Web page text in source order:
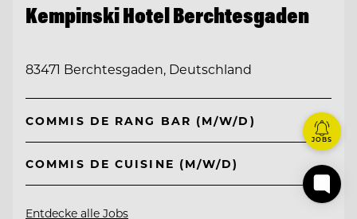
Kempinski Hotel Berchtesgaden
83471 Berchtesgaden, Deutschland
COMMIS DE RANG BAR (M/W/D)
COMMIS DE CUISINE (M/W/D)
Entdecke alle Jobs
JOBS